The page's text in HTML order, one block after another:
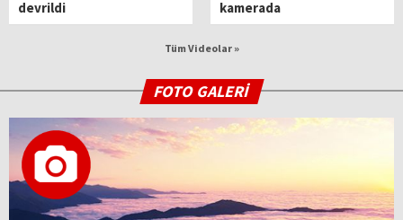
devrildi
kamerada
Tüm Videolar »
FOTO GALERİ